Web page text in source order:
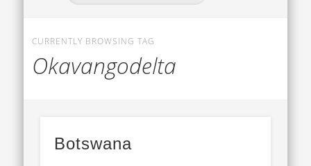
CURRENTLY BROWSING TAG
Okavangodelta
Botswana